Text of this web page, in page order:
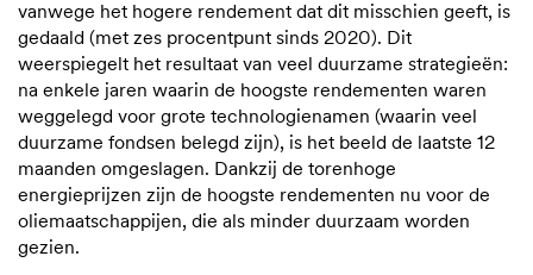
vanwege het hogere rendement dat dit misschien geeft, is
gedaald (met zes procentpunt sinds 2020). Dit
weerspiegelt het resultaat van veel duurzame strategieën:
na enkele jaren waarin de hoogste rendementen waren
weggelegd voor grote technologienamen (waarin veel
duurzame fondsen belegd zijn), is het beeld de laatste 12
maanden omgeslagen. Dankzij de torenhoge
energieprijzen zijn de hoogste rendementen nu voor de
oliemaatschappijen, die als minder duurzaam worden
gezien.